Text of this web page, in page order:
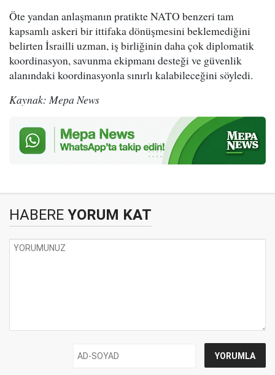
Öte yandan anlaşmanın pratikte NATO benzeri tam
kapsamlı askeri bir ittifaka dönüşmesini beklemediğini
belirten İsrailli uzman, iş birliğinin daha çok diplomatik
koordinasyon, savunma ekipmanı desteği ve güvenlik
alanındaki koordinasyonla sınırlı kalabileceğini söyledi.
Kaynak: Mepa News
HABERE YORUM KAT